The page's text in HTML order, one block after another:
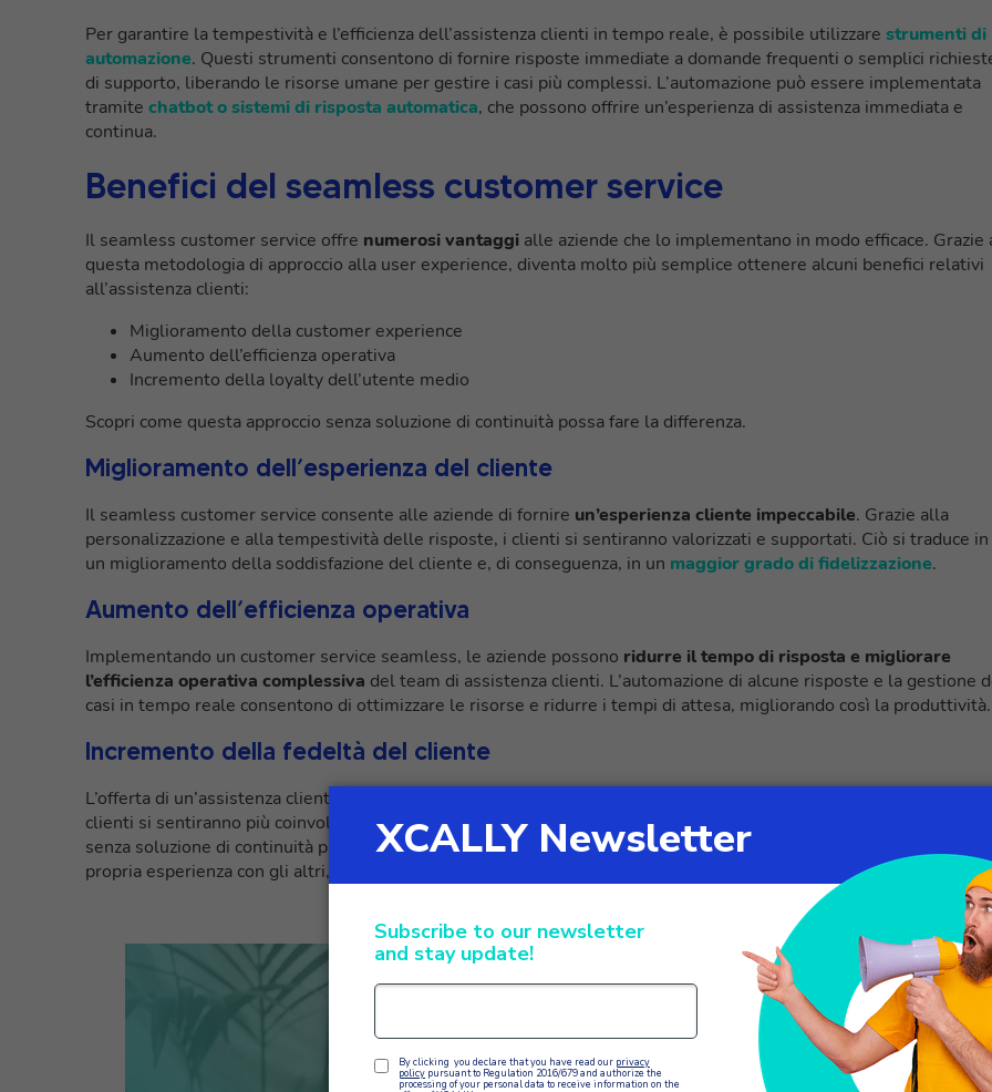
Per garantire la tempestività e l’efficienza dell’assistenza clienti in tempo reale, è possibile utilizzare strumenti di
automazione. Questi strumenti consentono di fornire risposte immediate a domande frequenti o semplici
di supporto, liberando le risorse umane per gestire i casi più complessi. L’automazione può essere implementata
tramite chatbot o sistemi di risposta automatica, che possono offrire un’esperienza di assistenza immediata e
continua.
Benefici del seamless customer service
Il seamless customer service offre numerosi vantaggi alle aziende che lo implementano in modo efficace. Grazie
questa metodologia di approccio alla user experience, diventa molto più semplice ottenere alcuni benefici relativi
all’assistenza clienti:
Miglioramento della customer experience
Aumento dell’efficienza operativa
Incremento della loyalty dell’utente medio
Scopri come questa approccio senza soluzione di continuità possa fare la differenza.
Miglioramento dell’esperienza del cliente
Il seamless customer service consente alle aziende di fornire un’esperienza cliente impeccabile. Grazie alla
personalizzazione e alla tempestività delle risposte, i clienti si sentiranno valorizzati e supportati. Ciò si traduce in
un miglioramento della soddisfazione del cliente e, di conseguenza, in un maggior grado di fidelizzazione.
Aumento dell’efficienza operativa
Implementando un customer service seamless, le aziende possono ridurre il tempo di risposta e migliorare
l’efficienza operativa complessiva del team di assistenza clienti. L’automazione di alcune risposte e la gestione
casi in tempo reale consentono di ottimizzare le risorse e ridurre i tempi di attesa, migliorando così la produttività.
Incremento della fedeltà del cliente
L’offerta di un’assistenza clienti personalizzata e in tempo reale crea un
clienti si sentiranno più coinvolti e avranno meno motivi per cercare alternative. Inoltre, un’esperienza di
senza soluzione di continuità può contribuire a generare promotori del brand, che condivideranno positivamente la
propria esperienza con gli altri, amplificando l’